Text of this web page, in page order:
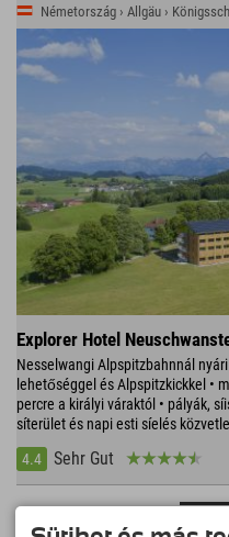
Németország › Allgäu ›
Explorer Hotel
Nesselwangi Alpspitzbahnnál
lehetőséggel és Alpspitzkickkel •
percre a királyi váraktól • pályák,
síterület és napi esti síelés
4.4
Sehr Gut